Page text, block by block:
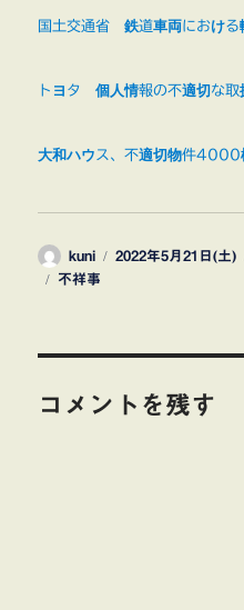
国土交通省 鉄道車両における
トヨタ 個人情報の不適切な
大和ハウス、不適切物件
投
稿
kuni
投
2022年5月21日(土)
タ
不祥事
コメントを残す